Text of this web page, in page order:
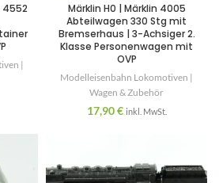
4552
|
Märklin H0 | Märklin 4005
Abteilwagen 330 Stg mit
Bremserhaus | 3-Achsiger 2.
Klasse Personenwagen mit
OVP
Modelleisenbahn Lokomotiven |
Wagen & Zubehör
17,90€ inkl. MwSt.